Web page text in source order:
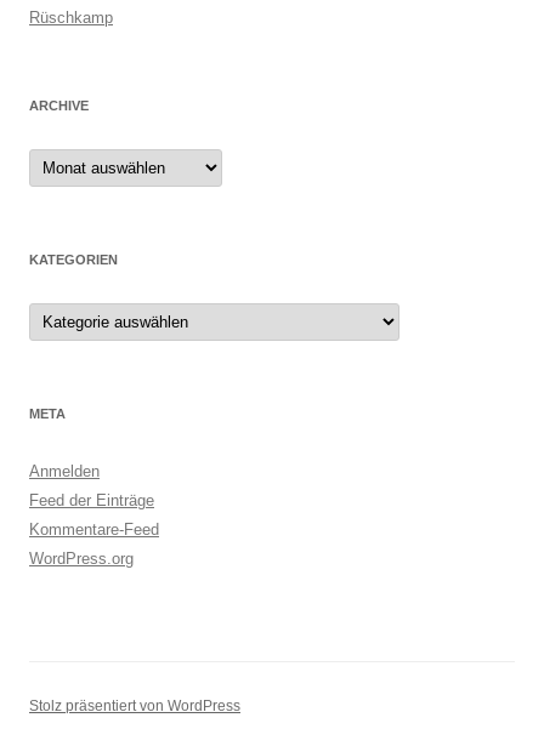
Rüschkamp
ARCHIVE
Archive
KATEGORIEN
Kategorien
META
Anmelden
Feed der Einträge
Kommentare-Feed
WordPress.org
Stolz präsentiert von WordPress